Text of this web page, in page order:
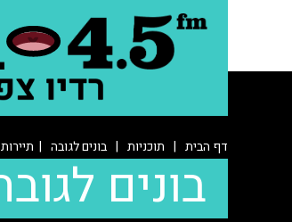
דף הבית | תוכניות | בונים לגובה |
בונים